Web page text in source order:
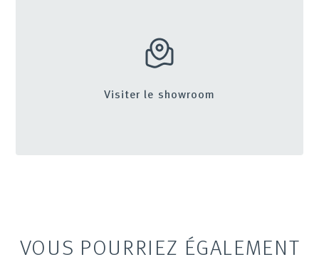
Visiter le showroom
VOUS POURRIEZ ÉGALEMENT